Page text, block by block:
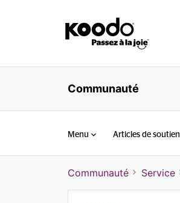
Communauté
Menu Articles de soutien
Communauté Service